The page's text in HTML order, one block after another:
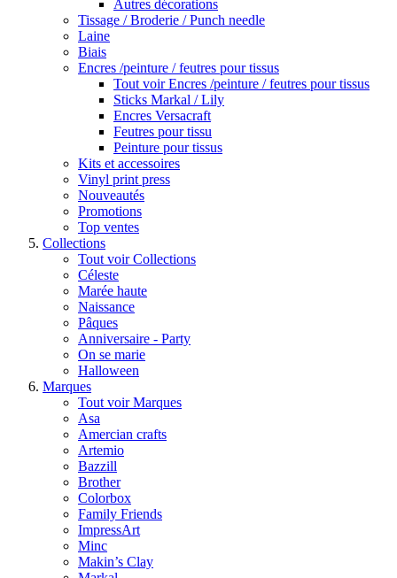
Autres décorations
Tissage / Broderie / Punch needle
Laine
Biais
Encres /peinture / feutres pour tissus
Tout voir Encres /peinture / feutres pour tissus
Sticks Markal / Lily
Encres Versacraft
Feutres pour tissu
Peinture pour tissus
Kits et accessoires
Vinyl print press
Nouveautés
Promotions
Top ventes
Collections
Tout voir Collections
Céleste
Marée haute
Naissance
Pâques
Anniversaire - Party
On se marie
Halloween
Marques
Tout voir Marques
Asa
Amercian crafts
Artemio
Bazzill
Brother
Colorbox
Family Friends
ImpressArt
Minc
Makin’s Clay